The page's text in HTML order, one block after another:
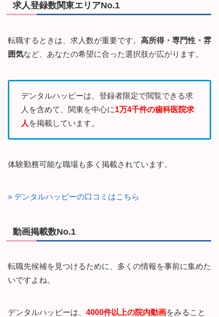
求人登録数関東エリアNo.1
転職するときは、求人数が重要です。 高所得・専門性・雰
囲気など、あなたの希望に合った選択肢が広がります。
デンタルハッピーは、 登録者限定で閲覧できる求
人を含めて、 関東を中心に1万4千件の歯科医院求
人 を掲載しています。
体験勤務可能な職場も多く掲載されています。
» デンタルハッピーの口コミはこちら
動画掲載数No.1
転職先候補を見つけるために、多くの情報を事前に集めた
いですよね。
デンタルハッピーは、 4000件以上の院内動画をみること